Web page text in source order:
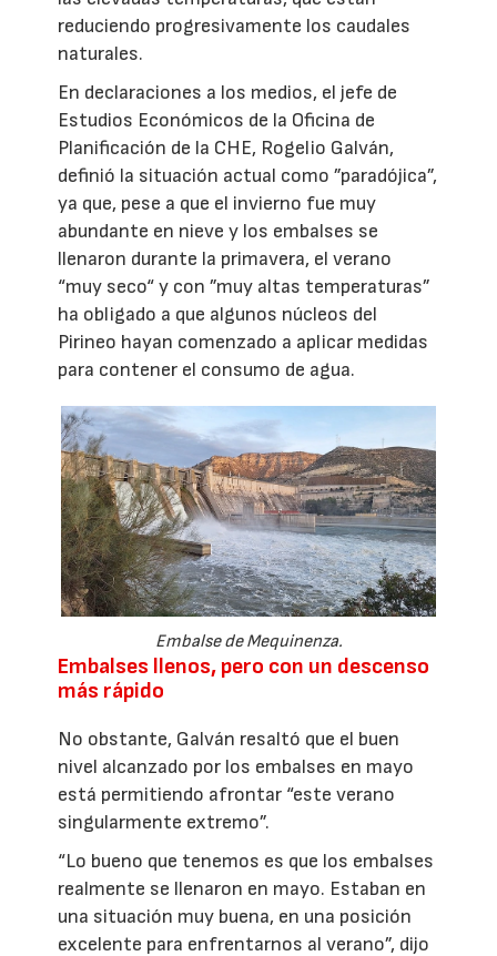
reduciendo progresivamente los caudales
naturales.
En declaraciones a los medios, el jefe de
Estudios Económicos de la Oficina de
Planificación de la CHE, Rogelio Galván,
definió la situación actual como ”paradójica”,
ya que, pese a que el invierno fue muy
abundante en nieve y los embalses se
llenaron durante la primavera, el verano
“muy seco“ y con ”muy altas temperaturas”
ha obligado a que algunos núcleos del
Pirineo hayan comenzado a aplicar medidas
para contener el consumo de agua.
Embalse de Mequinenza.
Embalses llenos, pero con un descenso
más rápido
No obstante, Galván resaltó que el buen
nivel alcanzado por los embalses en mayo
está permitiendo afrontar “este verano
singularmente extremo”.
“Lo bueno que tenemos es que los embalses
realmente se llenaron en mayo. Estaban en
una situación muy buena, en una posición
excelente para enfrentarnos al verano”, dijo